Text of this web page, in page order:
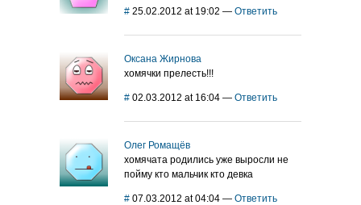
# 25.02.2012 at 19:02 — Ответить
Оксана Жирнова
хомячки прелесть!!!
# 02.03.2012 at 16:04 — Ответить
Олег Ромащёв
хомячата родились уже выросли не
пойму кто мальчик кто девка
# 07.03.2012 at 04:04 — Ответить